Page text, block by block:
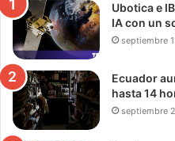
Ubotica e
IA con un
septiembre
Ecuador
hasta 14
septiembre